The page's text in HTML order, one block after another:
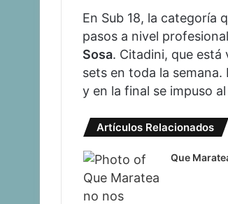
En Sub 18, la categoría
pasos a nivel
Sosa. Citadini, que está
sets en toda la
y en la final se impuso
Artículos Relacionados
Que